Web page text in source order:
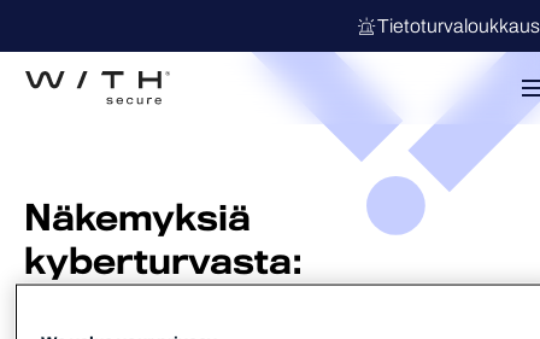
Näkemyksiä
kyberturvasta: